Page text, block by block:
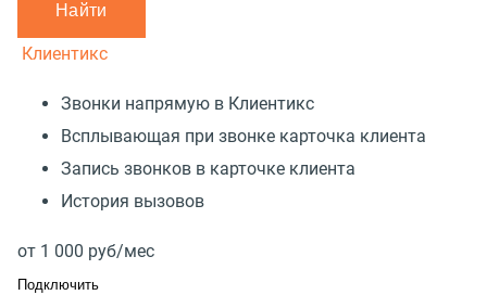
Найти
Клиентикс
Звонки напрямую в Клиентикс
Всплывающая при звонке карточка клиента
Запись звонков в карточке клиента
История вызовов
от 1 000 руб/мес
Подключить